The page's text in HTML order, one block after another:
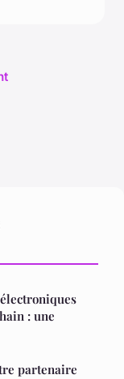
: une
partenaire